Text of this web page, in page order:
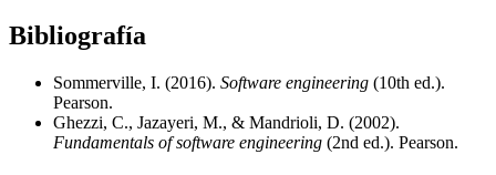
Bibliografía
Sommerville, I. (2016). Software engineering (10th ed.).
Pearson.
Ghezzi, C., Jazayeri, M., & Mandrioli, D. (2002).
Fundamentals of software engineering (2nd ed.). Pearson.